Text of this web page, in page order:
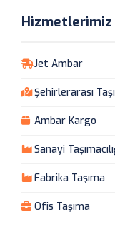
Hizmetlerimiz
Jet Ambar
Şehirlerarası
Ambar Kargo
Sanayi
Fabrika Taşıma
Ofis Taşıma